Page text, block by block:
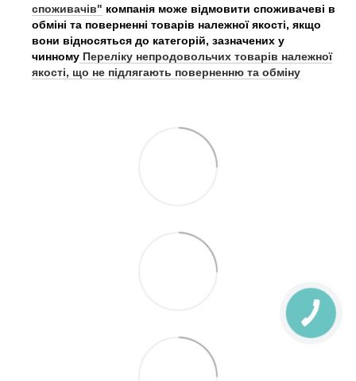
споживачів" компанія може відмовити споживачеві в
обміні та поверненні товарів належної якості, якщо
вони відносяться до категорій, зазначених у
чинному Переліку непродовольчих товарів належної
якості, що не підлягають поверненню та обміну